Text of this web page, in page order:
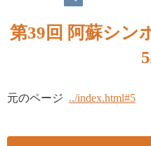
第39回 阿蘇シン
元のページ ../index.html#5